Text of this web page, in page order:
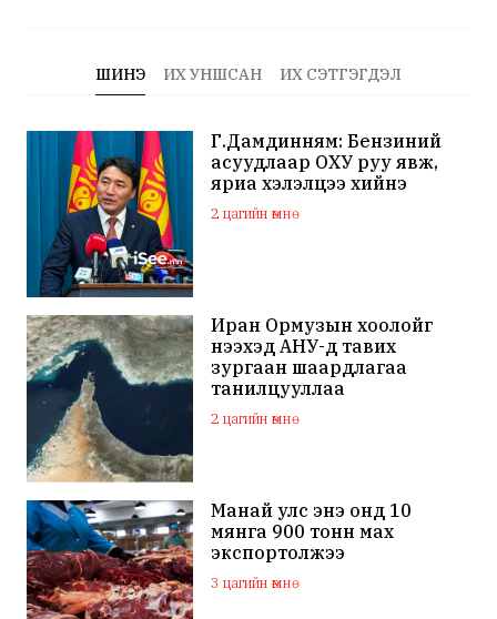
ШИНЭ ИХ УНШСАН ИХ СЭТГЭГДЭЛ
Г.Дамдинням: Бензиний
асуудлаар ОХУ руу явж,
яриа хэлэлцээ хийнэ
2 цагийн өмнө
Иран Ормузын хоолойг
нээхэд АНУ-д тавих
зургаан шаардлагаа
танилцууллаа
2 цагийн өмнө
Манай улс энэ онд 10
мянга 900 тонн мах
экспортолжээ
3 цагийн өмнө